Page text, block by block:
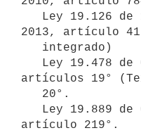
2013, artículo
artículos 19°
artículo 219°.